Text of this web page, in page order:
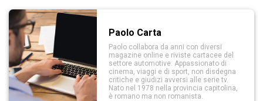
Paolo Carta
Paolo collabora da anni con diversi
magazine online e riviste cartacee del
settore automotive. Appassionato di
cinema, viaggi e di sport, non disdegna
critiche e giudizi avversi alle serie tv.
Nato nel 1978 nella provincia capitolina,
è romano ma non romanista.